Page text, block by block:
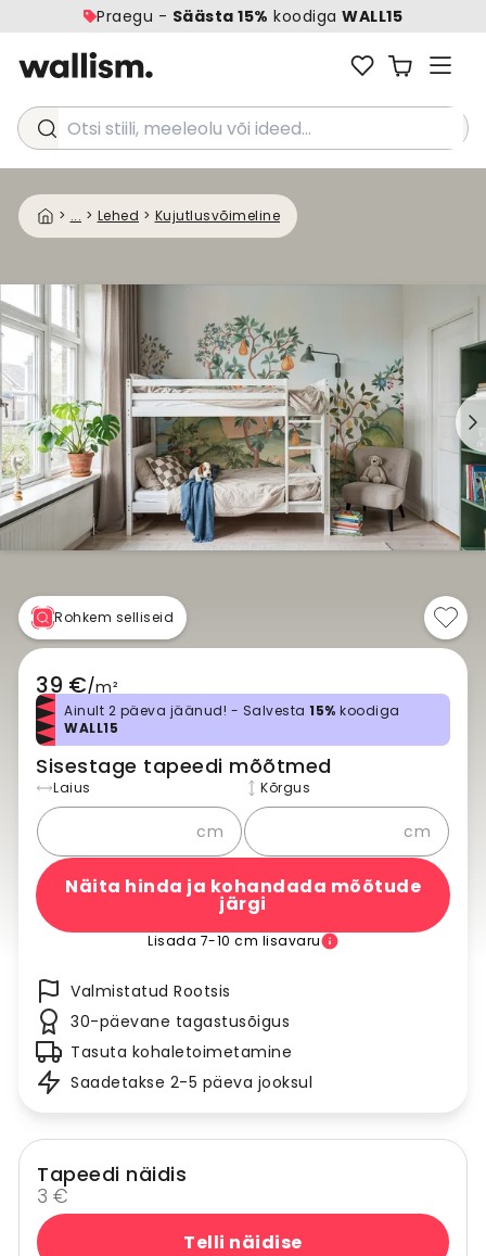
Praegu - Säästa 15% koodiga WALL15
Otsi stiili, meeleolu või ideed...
> ... > Lehed > Kujutlusvõimeline
Rohkem selliseid
39 €/m²
Ainult 2 päeva jäänud! - Salvesta 15% koodiga
WALL15
Sisestage tapeedi mõõtmed
Laius
cm
Kõrgus
cm
Näita hinda ja kohandada mõõtude
järgi
Lisada 7-10 cm lisavaru
Valmistatud Rootsis
30-päevane tagastusõigus
Tasuta kohaletoimetamine
Saadetakse 2-5 päeva jooksul
Tapeedi näidis
3 €
Telli näidise